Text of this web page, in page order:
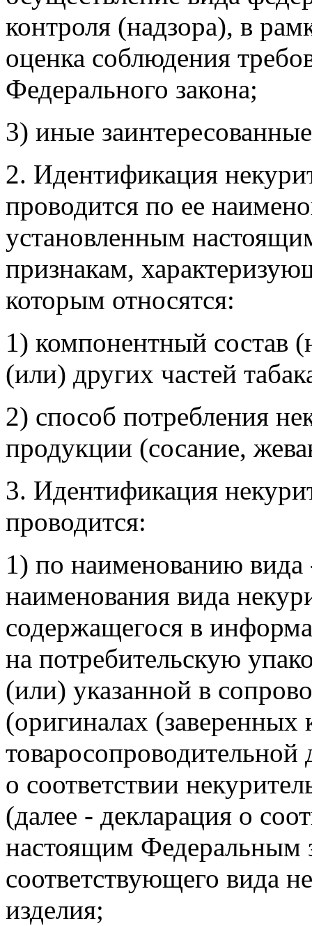
контроля (надзора), в
оценка соблюдения
Федерального закона;
3) иные
2. Идентификация
проводится по ее
установленным
признакам,
которым относятся:
1) компонентный состав
(или) других частей
2) способ потребления
продукции (сосание,
3. Идентификация
проводится:
1) по наименованию вида
наименования вида
содержащегося в
на потребительскую
(или) указанной в
(оригиналах (заверенных
о соответствии
(далее - декларация о
настоящим Федеральным
соответствующего вида
изделия;